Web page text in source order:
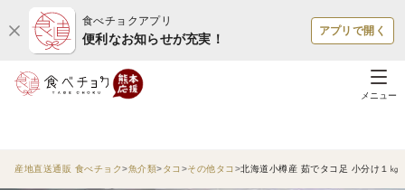
食べチョクアプリ
便利なお知らせが充実！
アプリで開く
メニュー
産地直送通販 食べチョク 魚介類 タコ その他タコ 北海道小樽産 茹でタコ足 小分け１㎏